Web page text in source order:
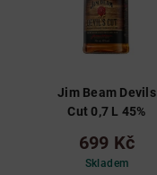
Jim Beam Devils
Cut 0,7 L 45%
699 Kč
Skladem